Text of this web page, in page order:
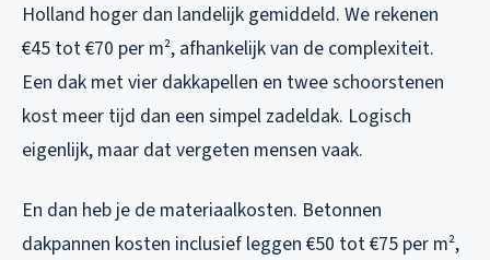
Holland hoger dan landelijk gemiddeld. We rekenen
€45 tot €70 per m², afhankelijk van de complexiteit.
Een dak met vier dakkapellen en twee schoorstenen
kost meer tijd dan een simpel zadeldak. Logisch
eigenlijk, maar dat vergeten mensen vaak.
En dan heb je de materiaalkosten. Betonnen
dakpannen kosten inclusief leggen €50 tot €75 per m²,